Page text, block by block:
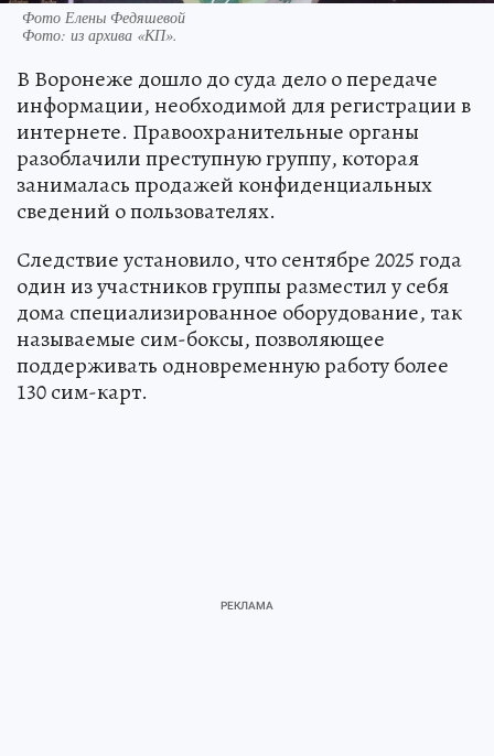
Фото Елены Федяшевой
Фото: из архива «КП».
В Воронеже дошло до суда дело о передаче
информации, необходимой для регистрации в
интернете. Правоохранительные органы
разоблачили преступную группу, которая
занималась продажей конфиденциальных
сведений о пользователях.
Следствие установило, что сентябре 2025 года
один из участников группы разместил у себя
дома специализированное оборудование, так
называемые сим-боксы, позволяющее
поддерживать одновременную работу более
130 сим-карт.